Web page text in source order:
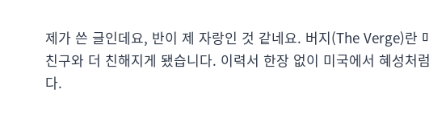
제가 쓴 글인데요, 반이 제 자랑인 것 같네요. 버지(The Verge)란
친구와 더 친해지게 됐습니다. 이력서 한장 없이 미국에서 혜성처
다.